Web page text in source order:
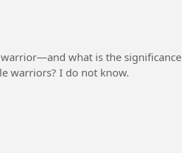
what is the significance
warriors? I do not know.